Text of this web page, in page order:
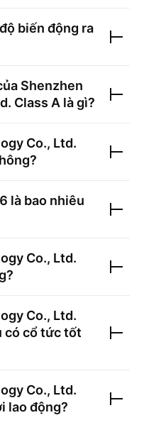
biến động ra
Shenzhen
Class A là gì?
Co., Ltd.
là bao nhiêu
Co., Ltd.
Co., Ltd.
có cổ tức tốt
Co., Ltd.
lao động?